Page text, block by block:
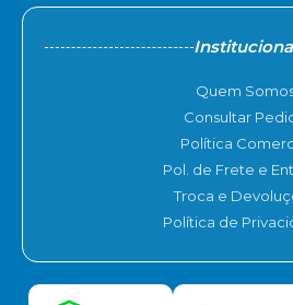
Quem
Consultar
Política
Pol. de Frete e
Troca e
Política de